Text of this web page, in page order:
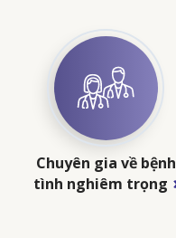
Chuyên gia về bệnh
tình nghiêm trọng